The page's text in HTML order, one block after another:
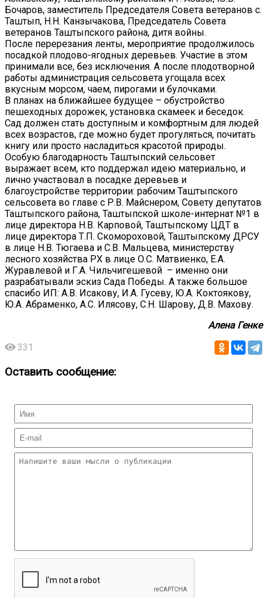
Бочаров, заместитель Председателя Совета ветеранов с.
Таштып, Н.Н. Канзычакова, Председатель Совета
ветеранов Таштыпского района, дитя войны.
После перерезания ленты, мероприятие продолжилось
посадкой плодово-ягодных деревьев. Участие в этом
принимали все, без исключения. А после плодотворной
работы администрация сельсовета угощала всех
вкусным морсом, чаем, пирогами и булочками.
В планах на ближайшее будущее – обустройство
пешеходных дорожек, установка скамеек и беседок.
Сад должен стать доступным и комфортным для людей
всех возрастов, где можно будет прогуляться, почитать
книгу или просто насладиться красотой природы.
Особую благодарность Таштыпский сельсовет
выражает всем, кто поддержал идею материально, и
лично участвовал в посадке деревьев и
благоустройстве территории: рабочим Таштыпского
сельсовета во главе с Р.В. Майснером, Совету депутатов
Таштыпского района, Таштыпской школе-интернат №1 в
лице директора Н.В. Карповой, Таштыпскому ЦДТ в
лице директора Т.П. Скомороховой, Таштыпскому ДРСУ
в лице Н.В. Тюгаева и С.В. Мальцева, министерству
лесного хозяйства РХ в лице О.С. Матвиенко, Е.А.
Журавлевой и Г.А. Чильчигешевой – именно они
разрабатывали эскиз Сада Победы. А также большое
спасибо ИП: А.В. Исакову, И.А. Гусеву, Ю.А. Коктоякову,
Ю.А. Абраменко, А.С. Илясову, С.Н. Шарову, Д.В. Махову.
Алена Генке
331
Оставить сообщение: